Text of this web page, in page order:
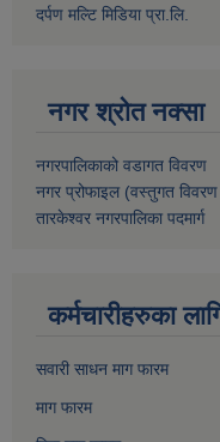
दर्पण मल्टि मिडिया प्रा.लि.
नगर श्रोत नक्सा
नगरपालिकाको वडागत विवरण
नगर प्रोफाइल (वस्तुगत
तारकेश्वर नगरपालिका पदमार्ग
कर्मचारीहरुका
सवारी साधन माग फारम
माग फारम